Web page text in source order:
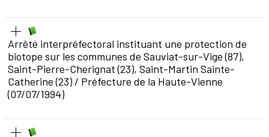
Arrêté interpréfectoral instituant une protection de
biotope sur les communes de Sauviat-sur-Vige (87),
Saint-Pierre-Cherignat (23), Saint-Martin Sainte-
Catherine (23) / Préfecture de la Haute-Vienne
(07/07/1994)